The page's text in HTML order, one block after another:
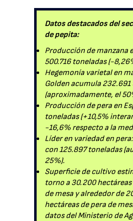
Datos destacados del
de pepita:
Producción de manzana
500.716 toneladas (-
Hegemonía varietal en
Golden acumula
(aproximadamente, el
Producción de pera en
toneladas (+10,5%
-16,6% respecto a la
Líder en variedad en
con 125.897 toneladas
25%).
Superficie de cultivo
torno a 30.200 hectáreas
de mesa y alrededor de
hectáreas de pera de
datos del Ministerio de